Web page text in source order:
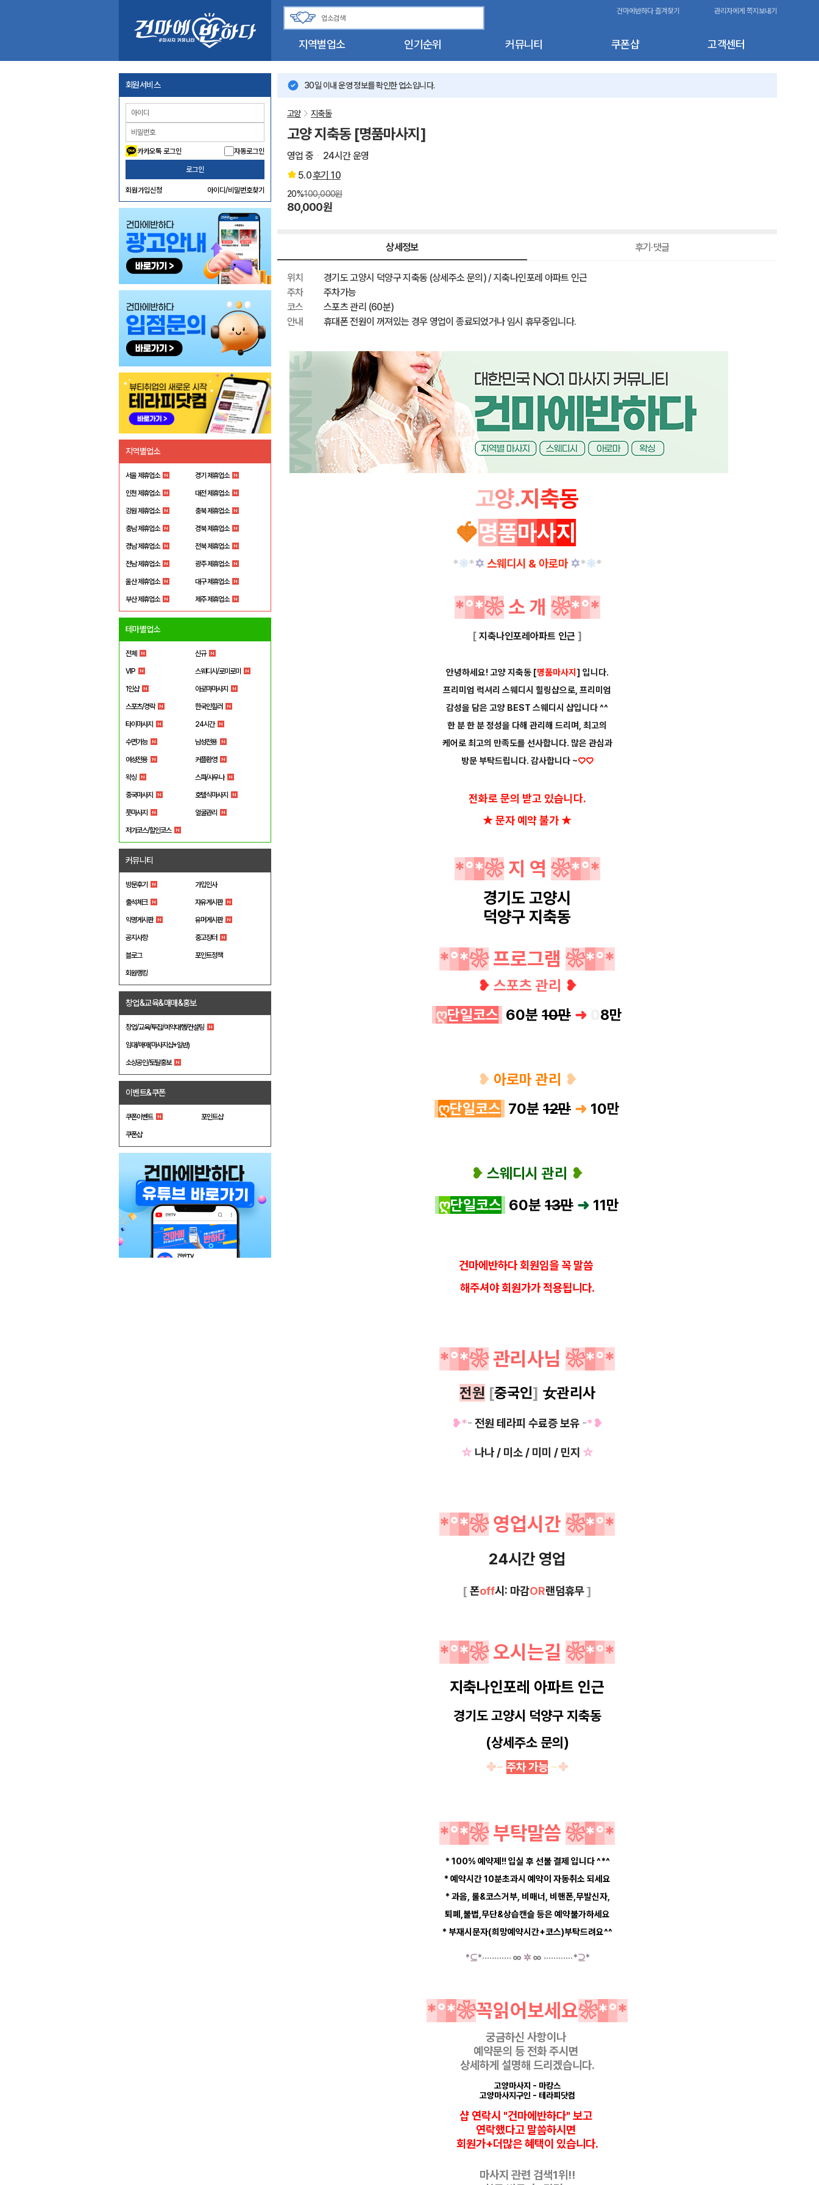
지역별업소 인기순위 커뮤니티 쿠폰샵 고객센터
건마에반하다 즐겨찾기 관리자에게 쪽지보내기
회원서비스
카카오톡 로그인 자동로그인
로그인
회원가입신청 아이디/비밀번호찾기
지역별업소
서울 제휴업소 경기 제휴업소
인천 제휴업소 대전 제휴업소
강원 제휴업소 충북 제휴업소
충남 제휴업소 경북 제휴업소
경남 제휴업소 전북 제휴업소
전남 제휴업소 광주 제휴업소
울산 제휴업소 대구 제휴업소
부산 제휴업소 제주 제휴업소
테마별업소
전체 신규
VIP 스웨디시/로미로미
1인샵 아로마마사지
스포츠/경락 한국인힐러
타이마사지 24시간
수면가능 남성전용
여성전용 커플환영
왁싱 스파/사우나
중국마사지 호텔식마사지
풋마사지 얼굴관리
저가코스/할인코스
커뮤니티
방문후기 가입인사
출석체크 자유게시판
익명게시판 유머게시판
공지사항 중고장터
블로그 포인트정책
회원랭킹
창업&교육&매매&홍보
창업/교육/투잡/예약대행/컨설팅
임대/매매(마사지샵+일반)
소상공인/토탈홍보
이벤트&쿠폰
쿠폰이벤트 포인트샵
쿠폰샵
30일 이내 운영 정보를 확인한 업소입니다.
고양 지축동
고양 지축동 [명품마사지]
영업 중
24시간 운영
5.0후기10
20%100,000원
80,000원
상세정보 후기·댓글
위치
경기도 고양시 덕양구 지축동 (상세주소 문의) / 지축나인포레 아파트 인근
주차
주차가능
코스
스포츠 관리 (60분)
안내
휴대폰 전원이 꺼져있는 경우 영업이 종료되었거나 임시 휴무중입니다.
고양.지 축동
🍓명품마사지
*❊*✡ 스웨디시 & 아로마 ✡*❊*
*°*❀ 소 개 ❀*°*
[ 지축나인포레아파트 인근 ]
안녕하세요! 고양 지축동 [명품마사지 ] 입니다.
프리미엄 럭셔리 스웨디시 힐링샵으로, 프리미엄
감성을 담은 고양 BEST 스웨디시 샵입니다 ^^
한 분 한 분 정성을 다해 관리해 드리며, 최고의
케어로 최고의 만족도를 선사합니다. 많은 관심과
방문 부탁드립니다. 감사합니다 ~♡♡
전화로 문의 받고 있습니다.
★ 문자 예약 불가★
*°*❀ 지 역 ❀*°*
경기도 고양시
덕양구 지축동
*°*❀ 프로그램 ❀*°*
❥ 스포츠 관리 ❥
ღ단일코스 60분 10만 ➜ 8만
❥ 아로마 관리 ❥
ღ단일코스 70분 12만 ➜ 10만
❥ 스웨디시 관리 ❥
ღ단일코스 60분 13만 ➜ 11만
건마에반하다 회원임을 꼭 말씀
해주셔야 회원가가 적용됩니다.
*°*❀관리사님 ❀*°*
전원 [중국인] 女관리사
❥*- 전원 테라피 수료증 보유 -*❥
☆ 나나 / 미소 / 미미 / 민지 ☆
*°*❀ 영업시간 ❀*°*
24시간 영업
[ 폰off시: 마감OR랜덤휴무]
*°*❀ 오시는길 ❀*°*
지축나인포레 아파트 인근
경기도 고양시 덕양구 지축동
(상세주소 문의)
✤~ 주차 가능 ~✤
*°*❀ 부탁말씀 ❀*°*
* 100% 예약제!! 입실 후 선불 결제 입니다 ^*^
* 예약시간 10분초과시 예약이 자동취소 되세요
* 과음, 룰&코스거부, 비매너, 비핸폰,무발신자,
퇴폐,불법,무단&상습캔슬 등은 예약불가하세요
* 부재시문자(희망예약시간+코스)부탁드려요^^
*⊆*············ ∞ ✲ ∞ ············*⊇*
*°*❀꼭읽어보세요❀*°*
궁금하신 사항이나
예약문의 등전화 주시면
상세하게 설명해 드리겠습니다.
고양마사지 - 마캉스
고양마사지구인 - 테라피닷컴
샵 연락시 "건마에반하다" 보고
연락했다고 말씀하시면
회원가+더많은 혜택이 있습니다.
마사지 관련 검색1위!!